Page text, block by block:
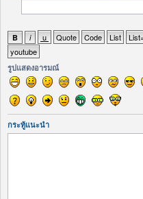
รูปแสดงอารมณ์
กระทู้แนะนำ